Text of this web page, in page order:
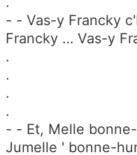
- - Vas-y Francky
Francky … Vas-y
.
.
.
.
- - Et, Melle
Jumelle ' bonne-